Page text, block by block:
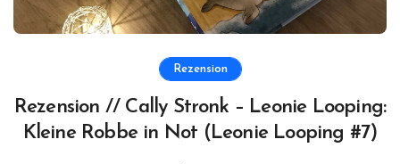
Rezension
Rezension // Cally Stronk – Leonie Looping:
Kleine Robbe in Not (Leonie Looping #7)